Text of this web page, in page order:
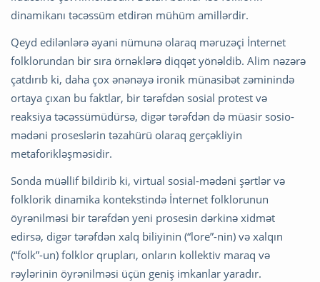
dinamikanı təcəssüm etdirən mühüm amillərdir.
Qeyd edilənlərə əyani nümunə olaraq məruzəçi İnternet
folklorundan bir sıra örnəklərə diqqət yönəldib. Alim nəzərə
çatdırıb ki, daha çox ənənəyə ironik münasibət zəminində
ortaya çıxan bu faktlar, bir tərəfdən sosial protest və
reaksiya təcəssümüdürsə, digər tərəfdən də müasir sosio-
mədəni proseslərin təzahürü olaraq gerçəkliyin
metaforikləşməsidir.
Sonda müəllif bildirib ki, virtual sosial-mədəni şərtlər və
folklorik dinamika kontekstində İnternet folklorunun
öyrənilməsi bir tərəfdən yeni prosesin dərkinə xidmət
edirsə, digər tərəfdən xalq biliyinin (“lore”-nin) və xalqın
(“folk”-un) folklor qrupları, onların kollektiv maraq və
rəylərinin öyrənilməsi üçün geniş imkanlar yaradır.